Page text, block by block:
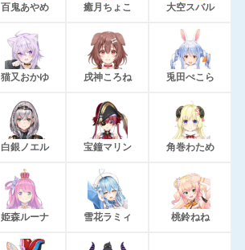
百鬼あやめ 癒月ちょこ 大空スバル
猫又おかゆ 戌神ころね 兎田ぺこら
白銀ノエル 宝鐘マリン 角巻わため
姫森ルーナ 雪花ラミィ 桃鈴ねね